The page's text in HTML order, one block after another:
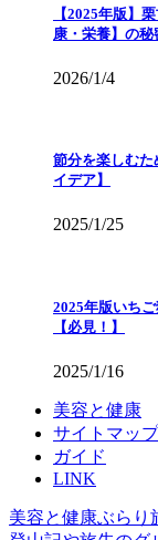
【2025年版】
康・栄養】の秘
2026/1/4
節分を楽しむ
イデア】
2025/1/25
2025年版いち
【必見！】
2025/1/16
美容と健康
サイトマップ
ガイド
LINK
美容と健康ぶらり